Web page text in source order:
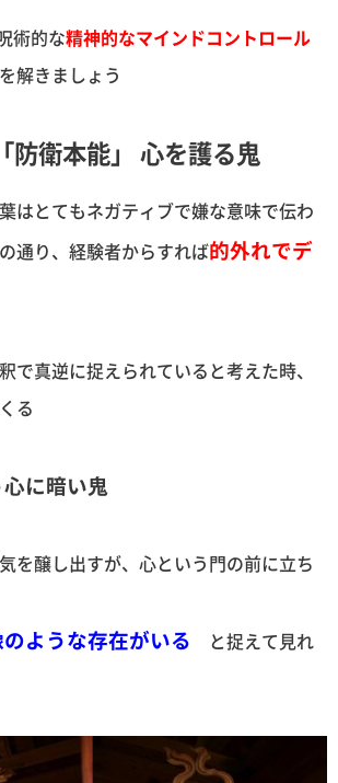
術的な精神的なマインドコントロール
解きましょう
防衛本能」 心を護る鬼
はとてもネガティブで嫌な意味で伝わ
通り、経験者からすれば的外れでデ
で真逆に捉えられていると考えた時、
る
に暗い鬼
を醸し出すが、心という門の前に立ち
ような存在がいる と捉えて見れ